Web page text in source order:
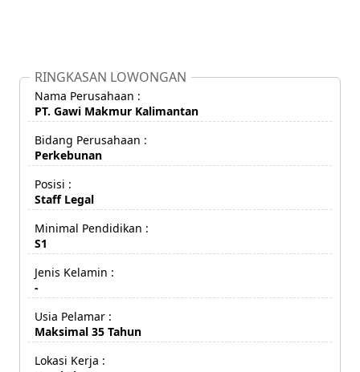
RINGKASAN LOWONGAN
Nama Perusahaan :
PT. Gawi Makmur Kalimantan
Bidang Perusahaan :
Perkebunan
Posisi :
Staff Legal
Minimal Pendidikan :
S1
Jenis Kelamin :
-
Usia Pelamar :
Maksimal 35 Tahun
Lokasi Kerja :